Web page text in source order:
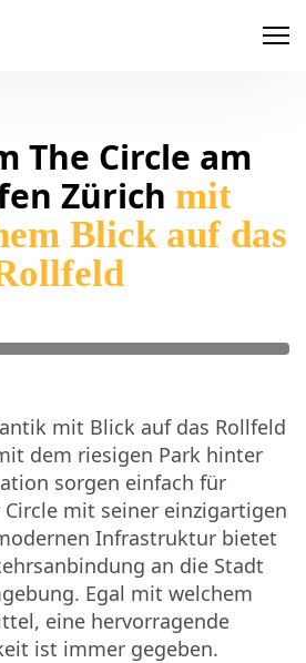
The Circle am
Zürich mit
Blick auf das
mit Blick auf das Rollfeld
dem riesigen Park hinter
sorgen einfach für
mit seiner einzigartigen
Infrastruktur bietet
an die Stadt
Egal mit welchem
eine hervorragende
ist immer gegeben.